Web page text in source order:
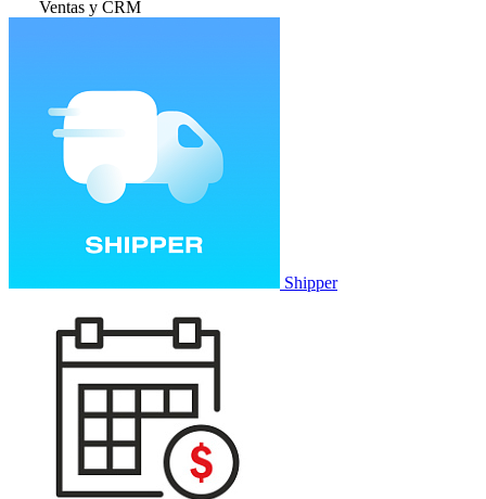
Ventas y CRM
Shipper